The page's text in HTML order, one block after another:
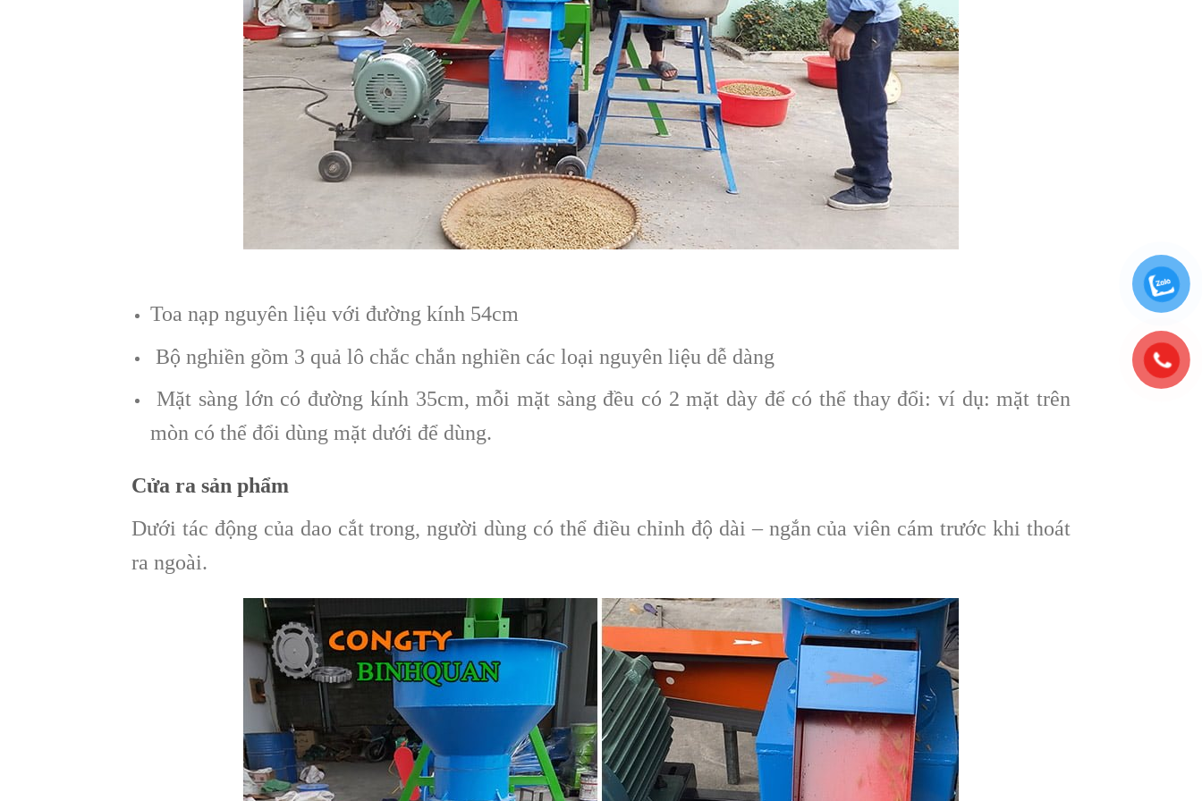
Toa nạp nguyên liệu với đường kính 54cm
Bộ nghiền gồm 3 quả lô chắc chắn nghiền các loại nguyên liệu dễ dàng
Mặt sàng lớn có đường kính 35cm, mỗi mặt sàng đều có 2 mặt dày để có thể thay đổi: ví dụ: mặt trên
mòn có thể đổi dùng mặt dưới để dùng.
Cửa ra sản phẩm
Dưới tác động của dao cắt trong, người dùng có thể điều chỉnh độ dài – ngắn của viên cám trước khi thoát
ra ngoài.